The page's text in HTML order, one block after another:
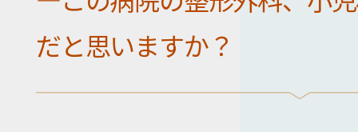
だと思いますか？